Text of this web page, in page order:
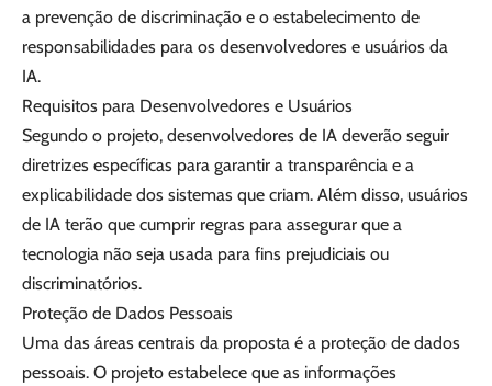
a prevenção de discriminação e o estabelecimento de
responsabilidades para os desenvolvedores e usuários da
IA.
Requisitos para Desenvolvedores e Usuários
Segundo o projeto, desenvolvedores de IA deverão seguir
diretrizes específicas para garantir a transparência e a
explicabilidade dos sistemas que criam. Além disso, usuários
de IA terão que cumprir regras para assegurar que a
tecnologia não seja usada para fins prejudiciais ou
discriminatórios.
Proteção de Dados Pessoais
Uma das áreas centrais da proposta é a proteção de dados
pessoais. O projeto estabelece que as informações